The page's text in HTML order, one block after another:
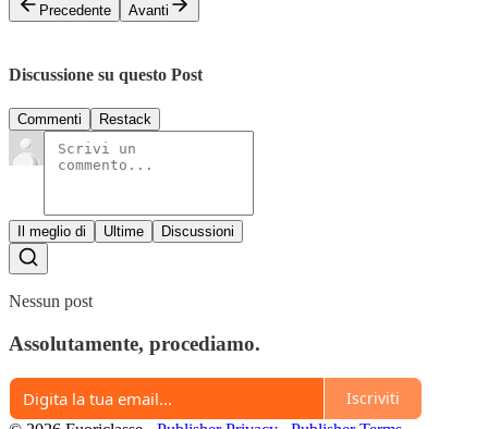
Precedente
Avanti
Discussione su questo Post
Commenti Restack
Il meglio di Ultime Discussioni
Nessun post
Assolutamente, procediamo.
Iscriviti